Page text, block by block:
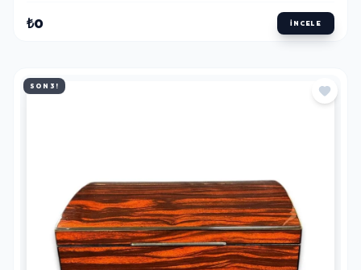
₺0 İNCELE
SON 3!